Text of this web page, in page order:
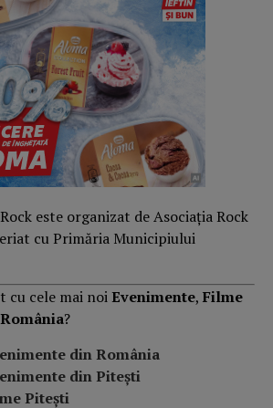
este organizat de Asociația Rock
cu Primăria Municipiului
cu cele mai noiEvenimente, Filme
România?
din România
din Pitești
Pitești